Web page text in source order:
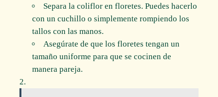
Separa la coliflor en floretes. Puedes hacerlo
con un cuchillo o simplemente rompiendo los
tallos con las manos.
Asegúrate de que los floretes tengan un
tamaño uniforme para que se cocinen de
manera pareja.